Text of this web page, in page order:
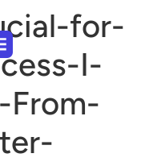
for-
I-
From-